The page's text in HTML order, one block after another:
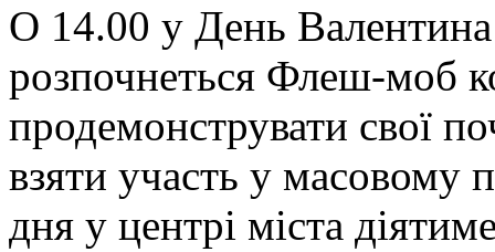
О 14.00 у День
розпочнеться Флеш-моб
продемонструвати свої
взяти участь у масовому
дня у центрі міста